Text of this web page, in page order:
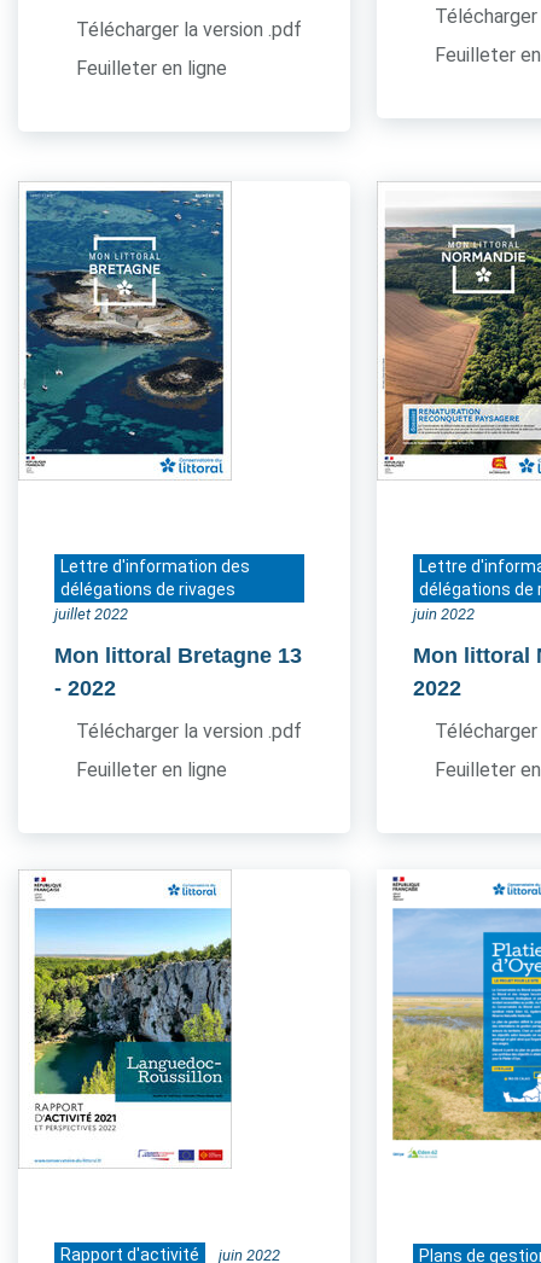
Télécharger la version .pdf
Feuilleter en ligne
Feuilleter
Lettre d'information des
délégations de rivages
juillet 2022
Mon littoral Bretagne 13
- 2022
Télécharger la version .pdf
Feuilleter en ligne
Lettre
délégations de
juin 2022
Mon littoral
2022
Feuilleter
Rapport d'activité juin 2022 Plans de